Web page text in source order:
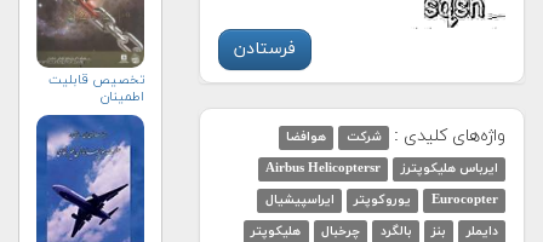
واژه‌های کلیدی : شرکت
هوافضا
ایرباس هلیکوپترز
Airbus Helicoptersr
Eurocopter
یوروکوپتر
ایراسپیشیال
دایملر
بنز بالگرد چرخبال
هلیکوپتر
تخصيص قابليت
اطمينان